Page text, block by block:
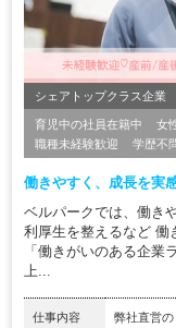
シェアトップクラス企業
育児中の社員在籍中 女
職種未経験歓迎
学歴不
働きやすく、成長を実
ベルパークでは、働き
利厚生を整えるなど 働
「働きがいのある企業
上...
仕事内容
弊社直営